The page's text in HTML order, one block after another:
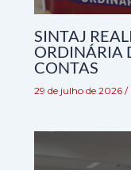
SINTAJ
ORDINÁRIA
CONTAS
29 de julho de 2026 /